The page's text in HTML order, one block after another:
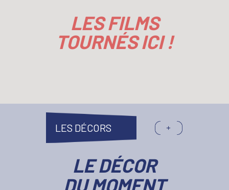
LES FILMS
TOURNÉS ICI !
LES DÉCORS
LE DÉCOR
DU MOMENT